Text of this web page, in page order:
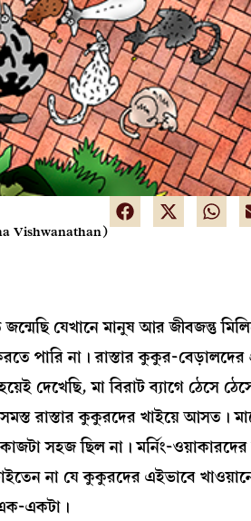
Vishwanathan)
যেখানে মানুষ আর জীবজন্তু
পারি না। রাস্তার কুকুর-
দেখেছি, মা বিরাট ব্যাগে ঠেসে
রাস্তার কুকুরদের খাইয়ে আসত।
সহজ ছিল না। মর্নিং-
না যে কুকুরদের এইভাবে
একটা।